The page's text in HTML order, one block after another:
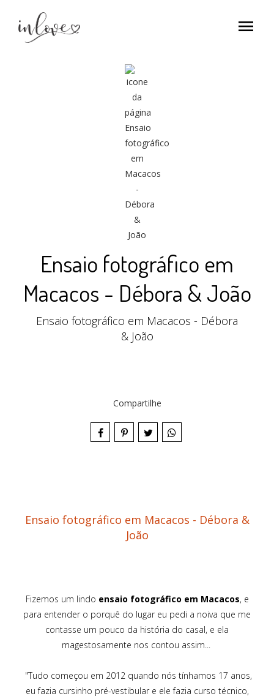
menu
Ensaio fotográfico em
Macacos - Débora & João
Ensaio fotográfico em Macacos - Débora
& João
Compartilhe
Ensaio fotográfico em Macacos - Débora &
João
Fizemos um lindo ensaio fotográfico em Macacos, e
para entender o porquê do lugar eu pedi a noiva que me
contasse um pouco da história do casal, e ela
magestosamente nos contou assim...
"Tudo começou em 2012 quando nós tínhamos 17 anos,
eu fazia cursinho pré-vestibular e ele fazia curso técnico,